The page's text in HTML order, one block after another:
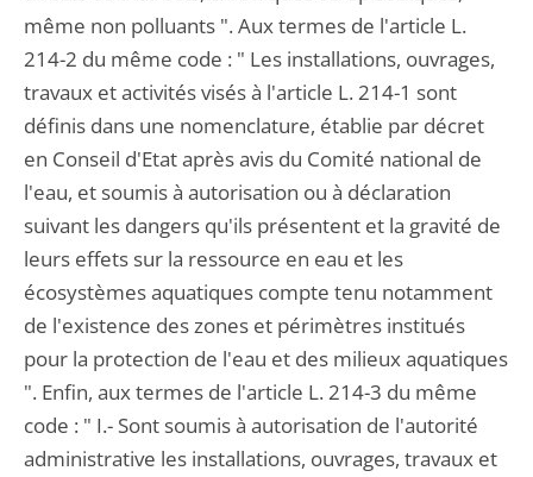
même non polluants ". Aux termes de l'article L.
214-2 du même code : " Les installations, ouvrages,
travaux et activités visés à l'article L. 214-1 sont
définis dans une nomenclature, établie par décret
en Conseil d'Etat après avis du Comité national de
l'eau, et soumis à autorisation ou à déclaration
suivant les dangers qu'ils présentent et la gravité de
leurs effets sur la ressource en eau et les
écosystèmes aquatiques compte tenu notamment
de l'existence des zones et périmètres institués
pour la protection de l'eau et des milieux aquatiques
". Enfin, aux termes de l'article L. 214-3 du même
code : " I.- Sont soumis à autorisation de l'autorité
administrative les installations, ouvrages, travaux et